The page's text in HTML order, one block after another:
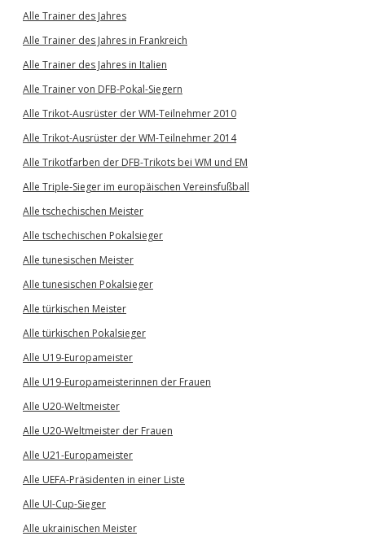
Alle Trainer des Jahres
Alle Trainer des Jahres in Frankreich
Alle Trainer des Jahres in Italien
Alle Trainer von DFB-Pokal-Siegern
Alle Trikot-Ausrüster der WM-Teilnehmer 2010
Alle Trikot-Ausrüster der WM-Teilnehmer 2014
Alle Trikotfarben der DFB-Trikots bei WM und EM
Alle Triple-Sieger im europäischen Vereinsfußball
Alle tschechischen Meister
Alle tschechischen Pokalsieger
Alle tunesischen Meister
Alle tunesischen Pokalsieger
Alle türkischen Meister
Alle türkischen Pokalsieger
Alle U19-Europameister
Alle U19-Europameisterinnen der Frauen
Alle U20-Weltmeister
Alle U20-Weltmeister der Frauen
Alle U21-Europameister
Alle UEFA-Präsidenten in einer Liste
Alle UI-Cup-Sieger
Alle ukrainischen Meister